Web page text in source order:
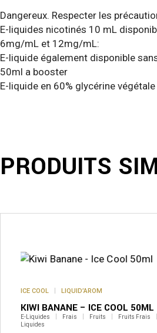
Dangereux. Respecter les
E-liquides nicotinés 10 mL
6mg/mL et 12mg/mL:
E-liquide également disponible
50ml a booster
E-liquide en 60% glycérine
PRODUITS
ICE COOL LIQUID’AROM
KIWI BANANE – ICE COOL 50ML
E-Liquides Frais Fruits Fruits Frais
Liquides